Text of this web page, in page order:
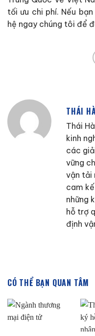
tối ưu chi phí. Nếu
hệ ngay chúng tôi để
THÁI
Thái
kinh
các
vững
vận tải
cam
những
hỗ trợ
định
CÓ THỂ BẠN QUAN TÂM